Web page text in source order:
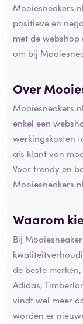
positieve en
met de
om bij
Over
enkel een
werkingskosten
als klant van
Voor trendy en
Waarom
Bij
de beste
Adidas,
vindt wel meer
worden er